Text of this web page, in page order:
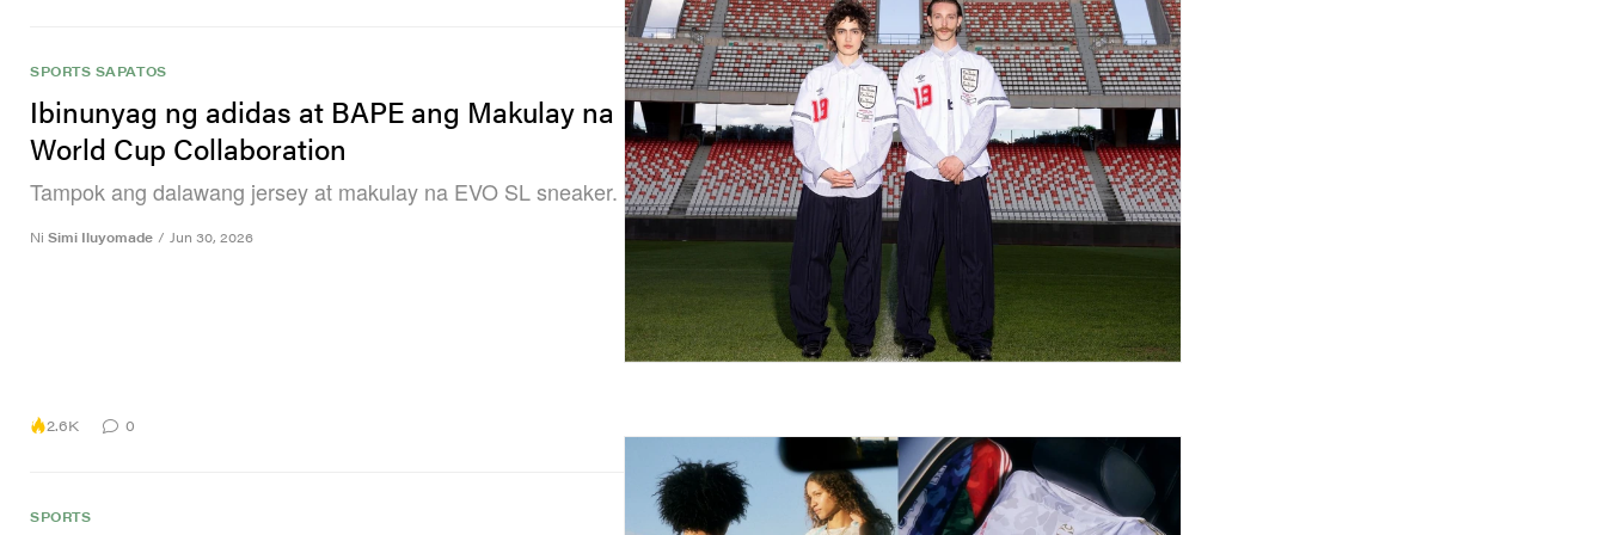
SPORTS SAPATOS
Ibinunyag ng adidas at BAPE ang Makulay na
World Cup Collaboration
Tampok ang dalawang jersey at makulay na EVO SL sneaker.
Ni Simi Iluyomade / Jun 30, 2026
2.6K 0
SPORTS